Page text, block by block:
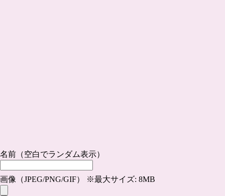
名前（空白でランダム表示）
画像（JPEG/PNG/GIF） ※最大サイズ: 8MB